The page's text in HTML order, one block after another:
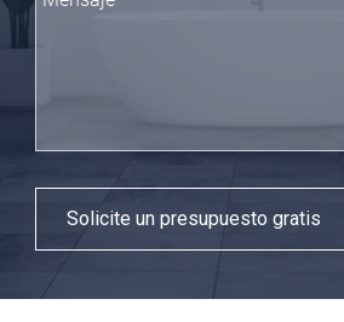
Solicite un presupuesto gratis